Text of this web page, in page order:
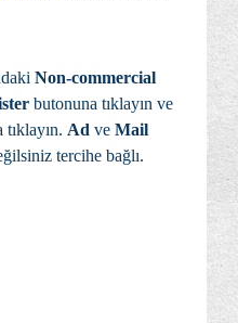
Non-commercial
butonuna tıklayın ve
Ad ve Mail
tercihe bağlı.